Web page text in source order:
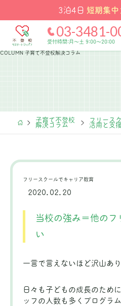
3泊4日 短期集中
03-3481-
受付時間:月～土 9:00～20:00
COLUMN 子育て不登校解決コラム
子育て不登校
解決コラム
フリース
活用と支
フリースクールでキャリア教育
2020.02.20
当校の強み＝他の
い
一言で言えないほど沢山あり
日々も子どもの成長のため
ッフの人数も多くプログラ